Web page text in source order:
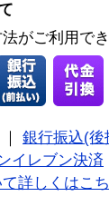
がご利用で
銀行振込(後
イレブン決済
詳しくはこ